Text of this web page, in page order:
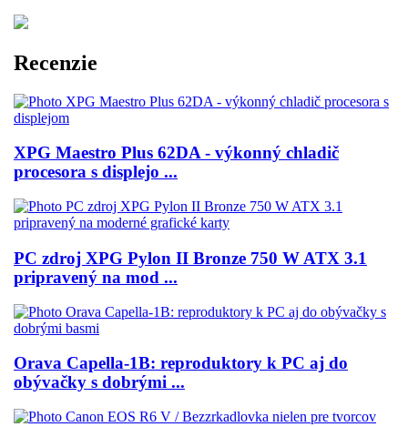
Recenzie
XPG Maestro Plus 62DA - výkonný chladič
procesora s displejo ...
PC zdroj XPG Pylon II Bronze 750 W ATX 3.1
pripravený na mod ...
Orava Capella-1B: reproduktory k PC aj do
obývačky s dobrými ...